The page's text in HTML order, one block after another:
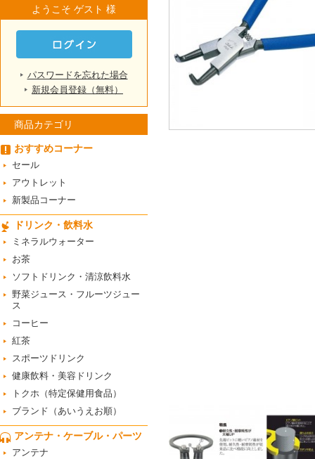
ようこそ ゲスト 様
パスワードを忘れた場合
新規会員登録（無料）
商品カテゴリ
おすすめコーナー
セール
アウトレット
新製品コーナー
ドリンク・飲料水
ミネラルウォーター
お茶
ソフトドリンク・清涼飲料水
野菜ジュース・フルーツジュー
ス
コーヒー
紅茶
スポーツドリンク
健康飲料・美容ドリンク
トクホ（特定保健用食品）
ブランド（あいうえお順）
アンテナ・ケーブル・パーツ
アンテナ